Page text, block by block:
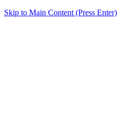
Skip to Main Content (Press Enter)